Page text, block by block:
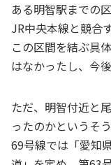
ある明智駅までの
JR中央本線と競合
この区間を結ぶ具
はなかったし、今
ただ、明智付近と
ったのかというそ
69号線では「愛知